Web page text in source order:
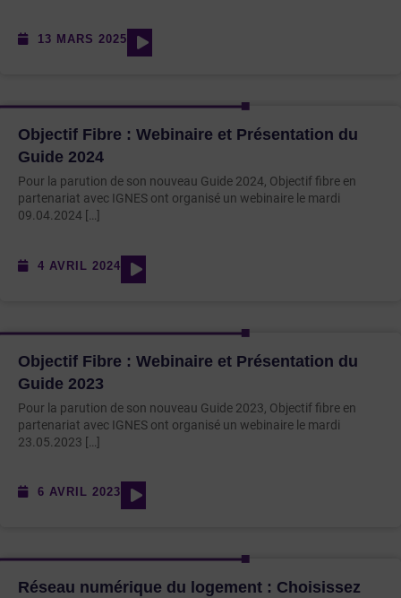
13 MARS 2025
Objectif Fibre : Webinaire et Présentation du
Guide 2024
Pour la parution de son nouveau Guide 2024, Objectif fibre en
partenariat avec IGNES ont organisé un webinaire le mardi
09.04.2024 […]
4 AVRIL 2024
Objectif Fibre : Webinaire et Présentation du
Guide 2023
Pour la parution de son nouveau Guide 2023, Objectif fibre en
partenariat avec IGNES ont organisé un webinaire le mardi
23.05.2023 […]
6 AVRIL 2023
Réseau numérique du logement : Choisissez